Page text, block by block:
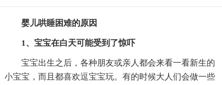
婴儿哄睡困难的原因
1、宝宝在白天可能受到了惊吓
宝宝出生之后，各种朋友或亲人都会来看一看新生的
小宝宝，而且都喜欢逗宝宝玩。有的时候大人们会做一些